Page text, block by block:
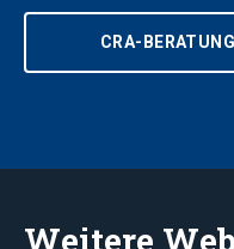
CRA-
Weitere